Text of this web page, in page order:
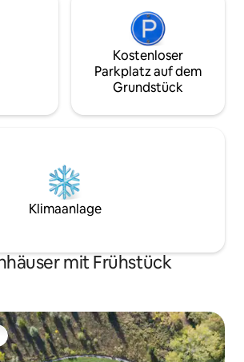
Kostenloser
Parkplatz auf dem
Grundstück
Klimaanlage
mit Frühstück